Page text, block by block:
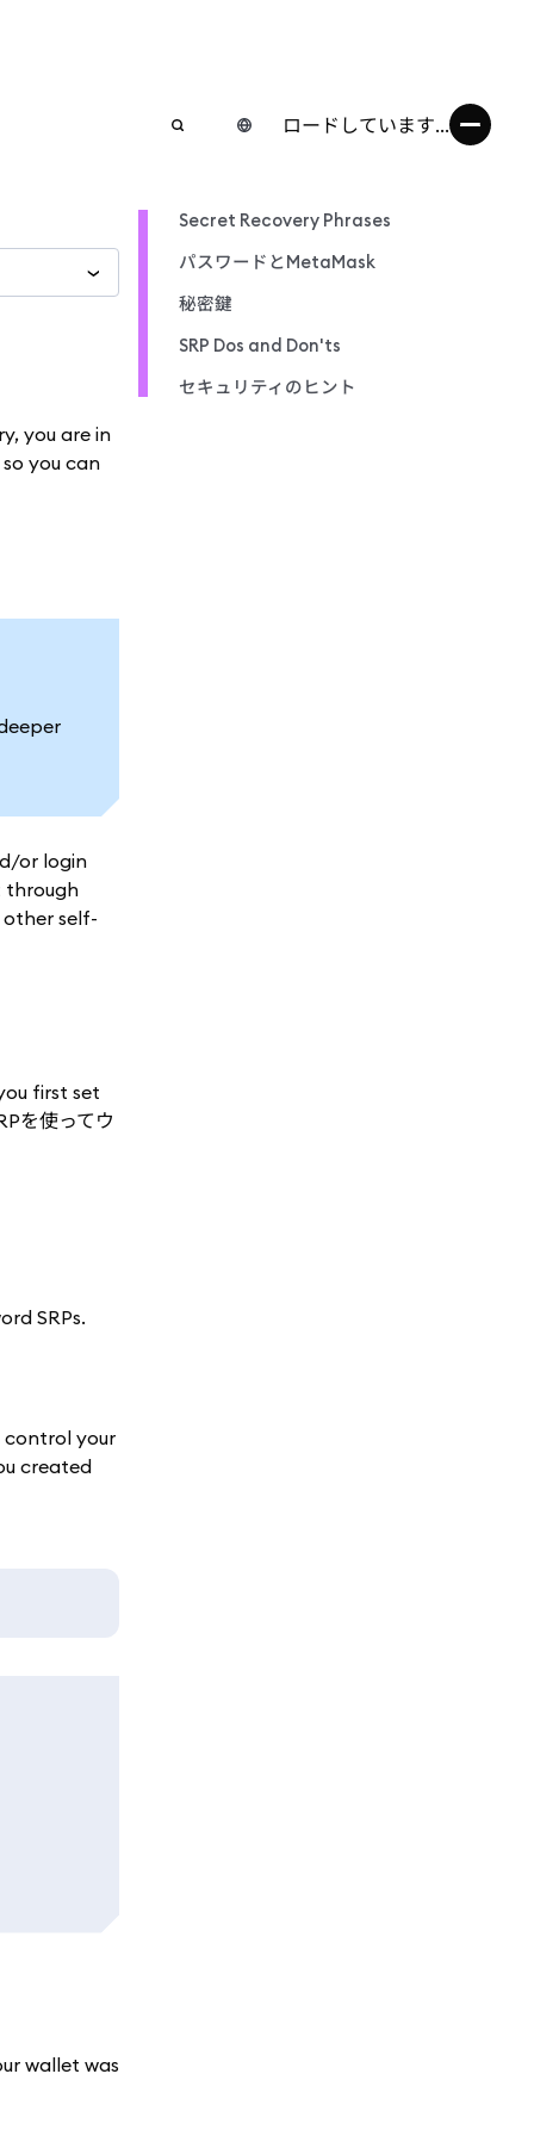
ロードしています...
you are in
you can
or login
through
self-
first set
を使ってウ
SRPs.
control your
created
wallet was
Secret Recovery Phrases
パスワードとMetaMask
秘密鍵
SRP Dos and Don'ts
セキュリティのヒント